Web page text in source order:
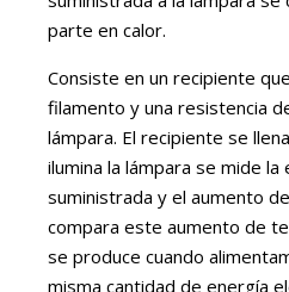
parte en calor.
Consiste en un recipiente
filamento y una resistencia
lámpara. El recipiente se
ilumina la lámpara se mide la
suministrada y el aumento
compara este aumento de
se produce cuando
misma cantidad de energía